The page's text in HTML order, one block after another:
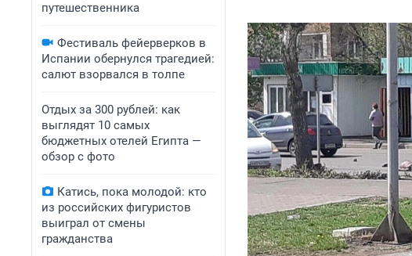
путешественника
Фестиваль фейерверков в
Испании обернулся трагедией:
салют взорвался в толпе
Отдых за 300 рублей: как
выглядят 10 самых
бюджетных отелей Египта —
обзор с фото
Катись, пока молодой: кто
из российских фигуристов
выиграл от смены
гражданства